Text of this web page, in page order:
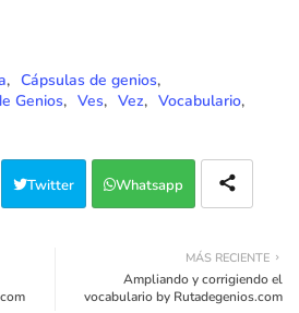
Cápsulas de genios
Genios Ves Vez
Vocabulario
Twitter Whatsapp
MÁS RECIENTE
Ampliando y corrigiendo el
vocabulario by Rutadegenios.com